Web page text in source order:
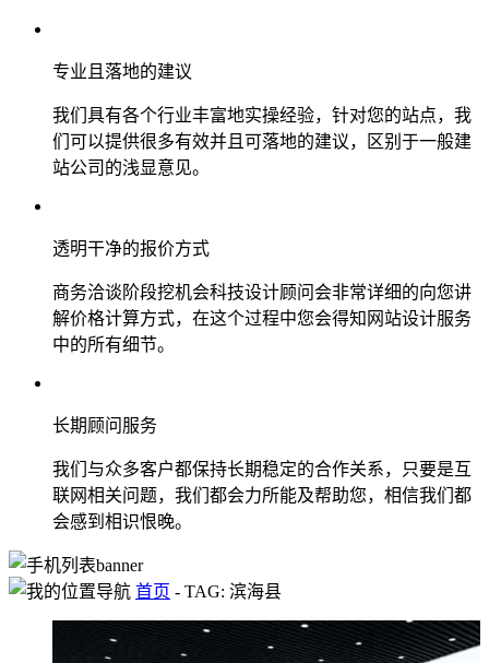
专业且落地的建议
我们具有各个行业丰富地实操经验，针对您的站点，我
们可以提供很多有效并且可落地的建议，区别于一般建
站公司的浅显意见。
透明干净的报价方式
商务洽谈阶段挖机会科技设计顾问会非常详细的向您讲
解价格计算方式，在这个过程中您会得知网站设计服务
中的所有细节。
长期顾问服务
我们与众多客户都保持长期稳定的合作关系，只要是互
联网相关问题，我们都会力所能及帮助您，相信我们都
会感到相识恨晚。
首页 - TAG: 滨海县